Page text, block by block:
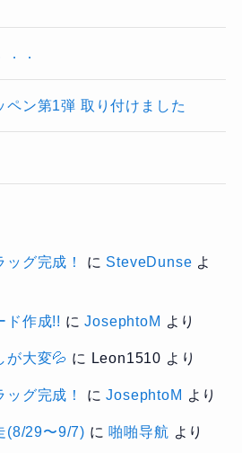
．
ペン第1弾 取り付けました
グ完成！ に SteveDunse よ
ド作成!! にJosephtoM より
が大変💦 に Leon1510 より
グ完成！ にJosephtoM より
(8/29〜9/7) に啪啪导航 より